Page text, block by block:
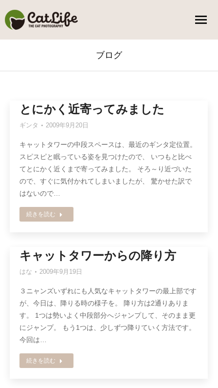
ブログ
とにかく近寄ってみました
ギンタ 2009年9月20日
キャットタワーの中段スペースは、最近のギンタ定位置。
スピスピと眠っている姿を見つけたので、 いつもと比べ
てとにかく近くまで寄ってみました。 そろ～り近づいた
ので、すぐに気付かれてしまいましたが、 驚かせた訳で
はないので…
続きを読む
キャットタワーからの降り方
はな 2009年9月19日
３ニャンズいずれにも人気なキャットタワーの最上部です
が、今日は、降りる時の様子を。 降り方は2通りありま
す。 1つは勢いよく中段部分へジャンプして、そのまま更
にジャンプ。 もう1つは、少しずつ降りていく方法です。
今回は…
続きを読む